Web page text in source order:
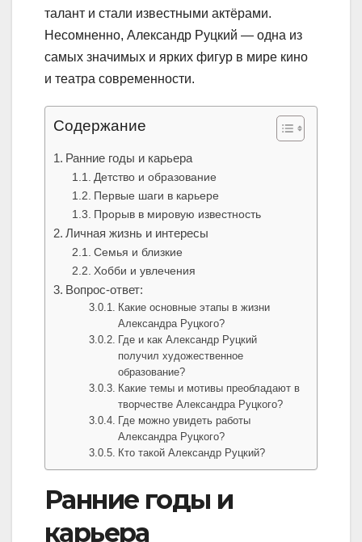
талант и стали известными актёрами.
Несомненно, Александр Руцкий — одна из
самых значимых и ярких фигур в мире кино
и театра современности.
Содержание
Ранние годы и карьера
Детство и образование
Первые шаги в карьере
Прорыв в мировую известность
Личная жизнь и интересы
Семья и близкие
Хобби и увлечения
Вопрос-ответ:
Какие основные этапы в жизни
Александра Руцкого?
Где и как Александр Руцкий
получил художественное
образование?
Какие темы и мотивы преобладают в
творчестве Александра Руцкого?
Где можно увидеть работы
Александра Руцкого?
Кто такой Александр Руцкий?
Ранние годы и
карьера